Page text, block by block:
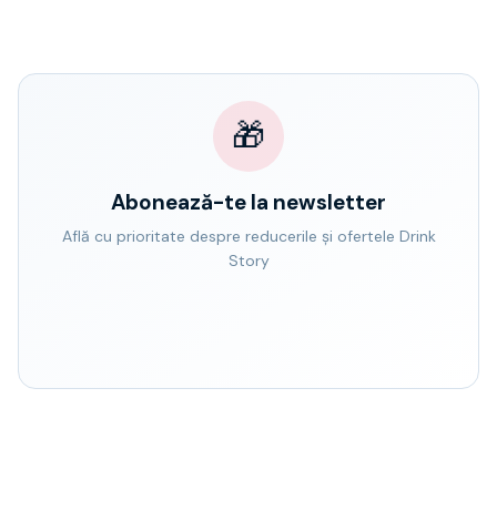
🎁
Abonează-te la newsletter
Află cu prioritate despre reducerile și ofertele Drink
Story